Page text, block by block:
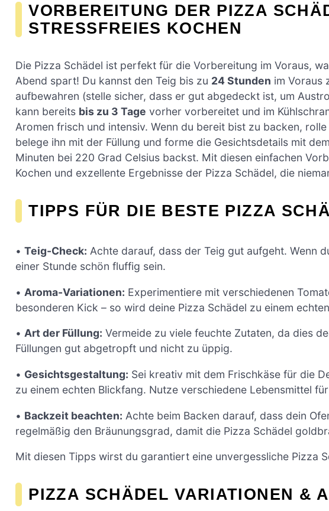
VORBEREITUNG DER PIZZA
STRESSFREIES KOCHEN
Die Pizza Schädel ist perfekt für die Vorbereitung im Voraus,
Abend spart! Du kannst den Teig bis zu 24 Stunden im Voraus
aufbewahren (stelle sicher, dass er gut abgedeckt ist, um
kann bereits bis zu 3 Tage vorher vorbereitet und im
Aromen frisch und intensiv. Wenn du bereit bist zu backen,
belege ihn mit der Füllung und forme die Gesichtsdetails mit
Minuten bei 220 Grad Celsius backst. Mit diesen einfachen
Kochen und exzellente Ergebnisse der Pizza Schädel, die
TIPPS FÜR DIE BESTE PIZZA
• Teig-Check: Achte darauf, dass der Teig gut aufgeht. Wenn
einer Stunde schön fluffig sein.
• Aroma-Variationen: Experimentiere mit verschiedenen
besonderen Kick – so wird deine Pizza Schädel zu einem
• Art der Füllung: Vermeide zu viele feuchte Zutaten, da dies
Füllungen gut abgetropft und nicht zu üppig.
• Gesichtsgestaltung: Sei kreativ mit dem Frischkäse für die
zu einem echten Blickfang. Nutze verschiedene Lebensmittel
• Backzeit beachten: Achte beim Backen darauf, dass dein
regelmäßig den Bräunungsgrad, damit die Pizza Schädel
Mit diesen Tipps wirst du garantiert eine unvergessliche Pizza
PIZZA SCHÄDEL VARIATIONEN &